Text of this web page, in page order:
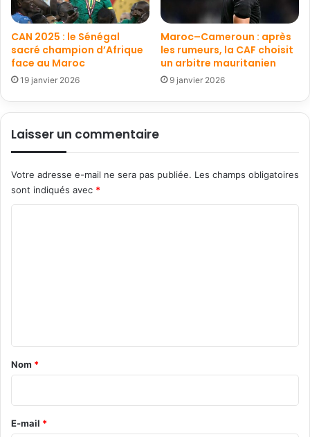
CAN 2025 : le Sénégal
sacré champion d’Afrique
face au Maroc
19 janvier 2026
Maroc–Cameroun : après
les rumeurs, la CAF choisit
un arbitre mauritanien
9 janvier 2026
Laisser un commentaire
Votre adresse e-mail ne sera pas publiée. Les champs obligatoires
sont indiqués avec *
a
r
e
Nom *
E-mail *